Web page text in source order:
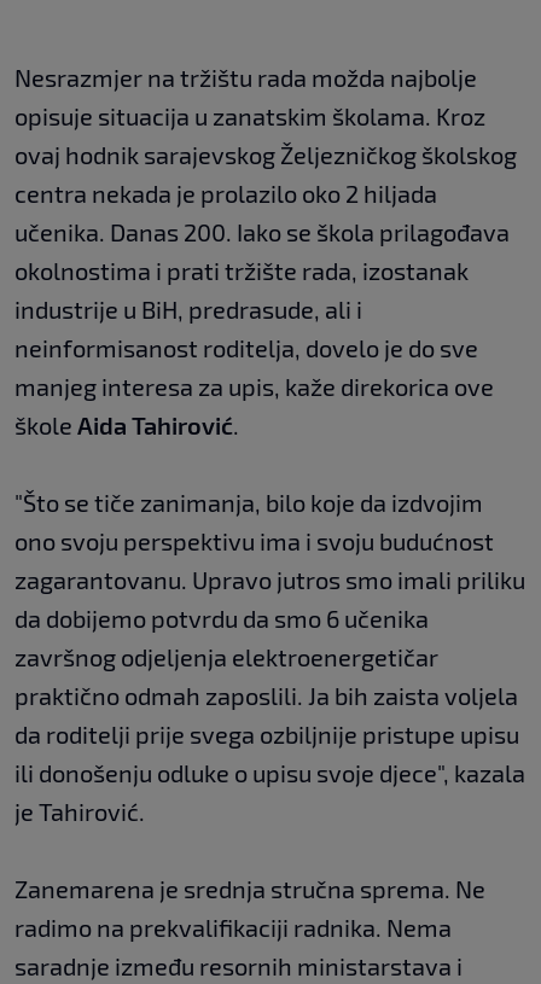
Nesrazmjer na tržištu rada možda najbolje
opisuje situacija u zanatskim školama. Kroz
ovaj hodnik sarajevskog Željezničkog školskog
centra nekada je prolazilo oko 2 hiljada
učenika. Danas 200. Iako se škola prilagođava
okolnostima i prati tržište rada, izostanak
industrije u BiH, predrasude, ali i
neinformisanost roditelja, dovelo je do sve
manjeg interesa za upis, kaže direkorica ove
škole Aida Tahirović.
"Što se tiče zanimanja, bilo koje da izdvojim
ono svoju perspektivu ima i svoju budućnost
zagarantovanu. Upravo jutros smo imali priliku
da dobijemo potvrdu da smo 6 učenika
završnog odjeljenja elektroenergetičar
praktično odmah zaposlili. Ja bih zaista voljela
da roditelji prije svega ozbiljnije pristupe upisu
ili donošenju odluke o upisu svoje djece", kazala
je Tahirović.
Zanemarena je srednja stručna sprema. Ne
radimo na prekvalifikaciji radnika. Nema
saradnje između resornih ministarstava i